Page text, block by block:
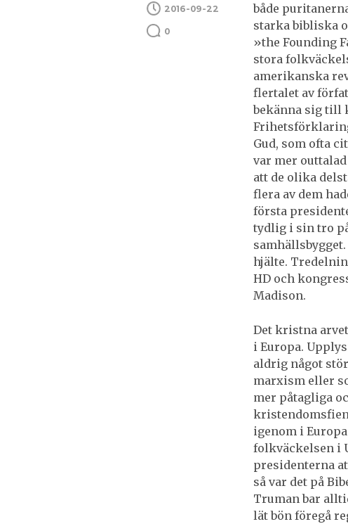
2016-09-22
0
både
starka bibliska
»the Founding
stora
amerikanska
flertalet av
bekänna sig till
Gud, som ofta
var mer
att de olika
flera av dem
första
tydlig i sin tro
hjälte.
HD och
Madison.
Det kristna
i Europa.
aldrig något
marxism eller
mer påtagliga
igenom i
folkväckelsen i
presidenterna
så var det på
Truman bar
lät bön föregå